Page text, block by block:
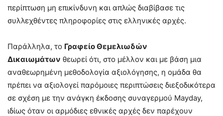
περίπτωση μη επικίνδυνη και απλώς διαβίβασε τις
συλλεχθέντες πληροφορίες στις ελληνικές αρχές.
Παράλληλα, το Γραφείο Θεμελιωδών
Δικαιωμάτων θεωρεί ότι, στο μέλλον και με βάση μια
αναθεωρημένη μεθοδολογία αξιολόγησης, η ομάδα θα
πρέπει να αξιολογεί παρόμοιες περιπτώσεις διεξοδικότερα
σε σχέση με την ανάγκη έκδοσης συναγερμού Mayday,
ιδίως όταν οι αρμόδιες εθνικές αρχές δεν παρέχουν